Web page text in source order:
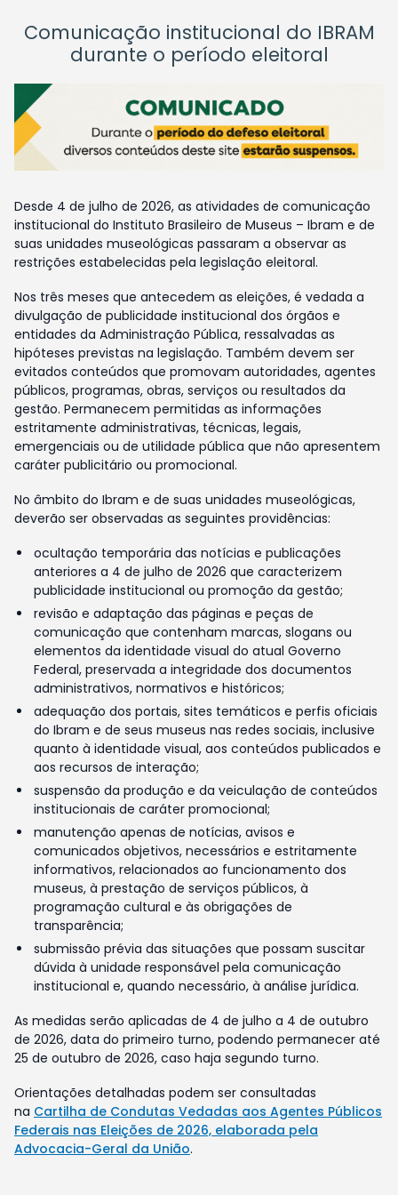
Comunicação institucional do IBRAM
durante o período eleitoral
Desde 4 de julho de 2026, as atividades de comunicação
institucional do Instituto Brasileiro de Museus – Ibram e de
suas unidades museológicas passaram a observar as
restrições estabelecidas pela legislação eleitoral.
Nos três meses que antecedem as eleições, é vedada a
divulgação de publicidade institucional dos órgãos e
entidades da Administração Pública, ressalvadas as
hipóteses previstas na legislação. Também devem ser
evitados conteúdos que promovam autoridades, agentes
públicos, programas, obras, serviços ou resultados da
gestão. Permanecem permitidas as informações
estritamente administrativas, técnicas, legais,
emergenciais ou de utilidade pública que não apresentem
caráter publicitário ou promocional.
No âmbito do Ibram e de suas unidades museológicas,
deverão ser observadas as seguintes providências:
ocultação temporária das notícias e publicações
anteriores a 4 de julho de 2026 que caracterizem
publicidade institucional ou promoção da gestão;
revisão e adaptação das páginas e peças de
comunicação que contenham marcas, slogans ou
elementos da identidade visual do atual Governo
Federal, preservada a integridade dos documentos
administrativos, normativos e históricos;
adequação dos portais, sites temáticos e perfis oficiais
do Ibram e de seus museus nas redes sociais, inclusive
quanto à identidade visual, aos conteúdos publicados e
aos recursos de interação;
suspensão da produção e da veiculação de conteúdos
institucionais de caráter promocional;
manutenção apenas de notícias, avisos e
comunicados objetivos, necessários e estritamente
informativos, relacionados ao funcionamento dos
museus, à prestação de serviços públicos, à
programação cultural e às obrigações de
transparência;
submissão prévia das situações que possam suscitar
dúvida à unidade responsável pela comunicação
institucional e, quando necessário, à análise jurídica.
As medidas serão aplicadas de 4 de julho a 4 de outubro
de 2026, data do primeiro turno, podendo permanecer até
25 de outubro de 2026, caso haja segundo turno.
Orientações detalhadas podem ser consultadas
na Cartilha de Condutas Vedadas aos Agentes Públicos
Federais nas Eleições de 2026, elaborada pela
Advocacia-Geral da União.